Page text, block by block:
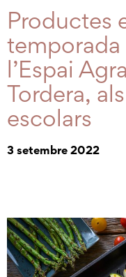
Productes
temporada
l’Espai
Tordera,
escolars
3 setembre 2022